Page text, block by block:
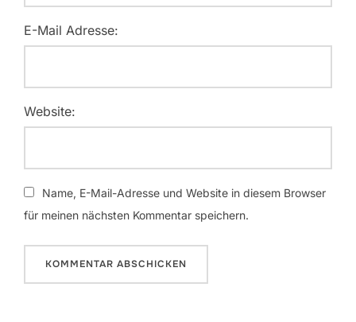
E-Mail Adresse:
Website:
Name, E-Mail-Adresse und Website in diesem Browser
für meinen nächsten Kommentar speichern.